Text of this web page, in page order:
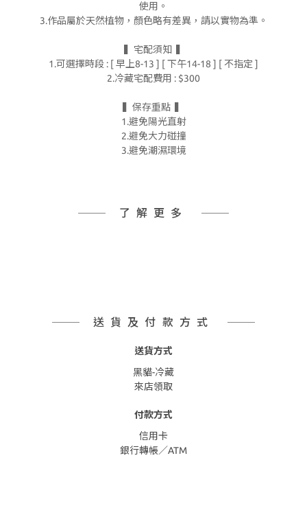
使用。
3.作品屬於天然植物，顏色略有差異，請以實物為準。
▍宅配須知 ▍
1.可選擇時段 : [ 早上8-13 ] [ 下午14-18 ] [ 不指定 ]
2.冷藏宅配費用 : $300
▍保存重點 ▍
1.避免陽光直射
2.避免大力碰撞
3.避免潮濕環境
了解更多
送貨及付款方式
送貨方式
黑貓-冷藏
來店領取
付款方式
信用卡
銀行轉帳／ATM